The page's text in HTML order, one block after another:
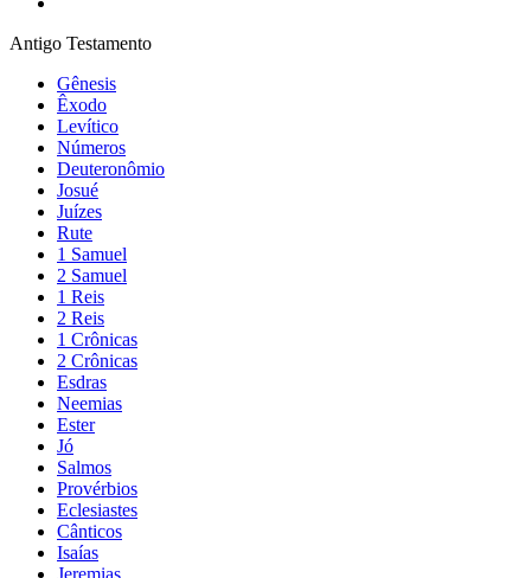
Antigo Testamento
Gênesis
Êxodo
Levítico
Números
Deuteronômio
Josué
Juízes
Rute
1 Samuel
2 Samuel
1 Reis
2 Reis
1 Crônicas
2 Crônicas
Esdras
Neemias
Ester
Jó
Salmos
Provérbios
Eclesiastes
Cânticos
Isaías
Jeremias